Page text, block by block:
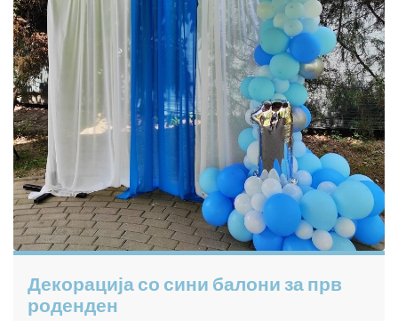
Декорација со сини балони за прв
роденден